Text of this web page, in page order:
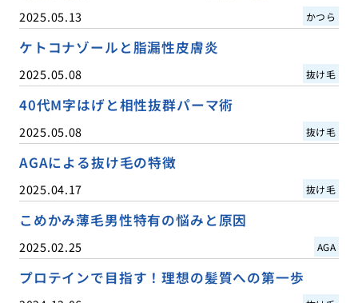
2025.05.13 かつら
ケトコナゾールと脂漏性皮膚炎
2025.05.08 抜け毛
40代M字はげと相性抜群パーマ術
2025.05.08 抜け毛
AGAによる抜け毛の特徴
2025.04.17 抜け毛
こめかみ薄毛男性特有の悩みと原因
2025.02.25 AGA
プロテインで目指す！理想の髪質への第一歩